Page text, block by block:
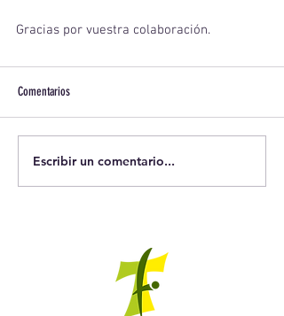
Gracias por vuestra colaboración.
Comentarios
Escribir un comentario...